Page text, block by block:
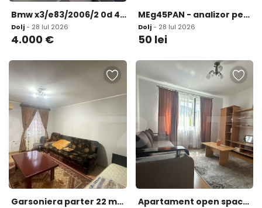
Bmw x3/e83/2006/2 0d 4 000 eur
Dolj- 28 Iul 2026
4.000 €
MEg45PAN - analizor pentru un feeder 3 faze cu afisaj
Dolj- 28 Iul 2026
50 lei
Garsoniera parter 22 mp plus 80mp teren zona Facultatea De Apartament open space 3 camere 104 12 mp in ansamblu cu 0